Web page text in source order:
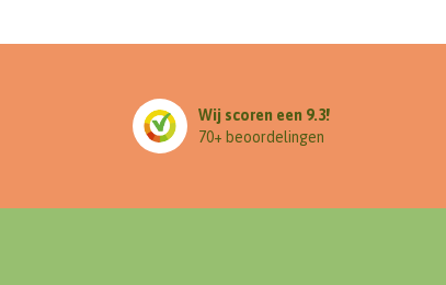
Wij scoren een 9.3!
70+ beoordelingen